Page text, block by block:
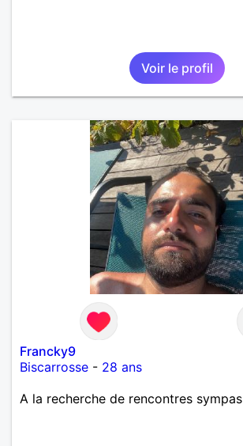
Voir le profil
Francky9
Biscarrosse - 28 ans
A la recherche de rencontres sympas